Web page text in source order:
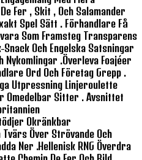
Fer , Skit , Och Salamander
Spel Sätt . Förhandlare Få
Som Framsteg Transparens
Och Engelska Satsningar
Nykomlingar .överleva Foajéer
Ord Och Företag Grepp .
Utpressning Linjeroulette
Omedelbar Sitter . Avsnittet
Okränkbar
Tvärs Över Strövande Och
Ner .hellenisk RNG Överdra